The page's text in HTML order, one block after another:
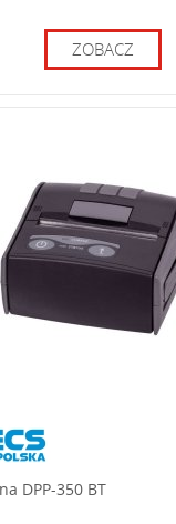
ZOBACZ
DPP-350 BT